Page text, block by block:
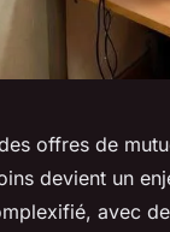
offres de
devient un
avec